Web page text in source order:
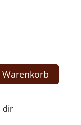
dir